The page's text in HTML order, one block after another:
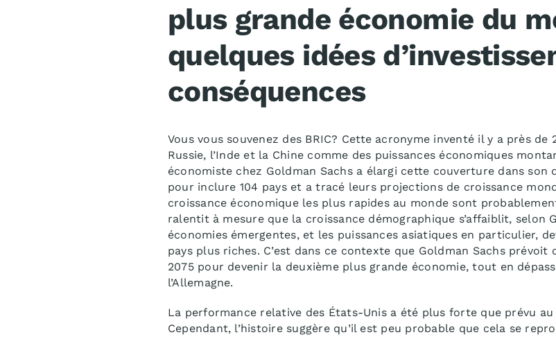
plus grande économie du
quelques idées
conséquences
Vous vous souvenez des BRIC? Cette acronyme inventé il y a près
Russie, l’Inde et la Chine comme des puissances économiques
économiste chez Goldman Sachs a élargi cette couverture dans
pour inclure 104 pays et a tracé leurs projections de croissance
croissance économique les plus rapides au monde sont
ralentit à mesure que la croissance démographique s’affaiblit, selon
économies émergentes, et les puissances asiatiques en particulier,
pays plus riches. C’est dans ce contexte que Goldman Sachs prévoit
2075 pour devenir la deuxième plus grande économie, tout en
l’Allemagne.
La performance relative des États-Unis a été plus forte que prévu
Cependant, l’histoire suggère qu’il est peu probable que cela se